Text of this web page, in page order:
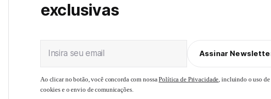
exclusivas
Insira seu email Assinar
Ao clicar no botão, você concorda com nossaPolítica de Privacidade, incluindo o uso de
cookies e o envio de comunicações.